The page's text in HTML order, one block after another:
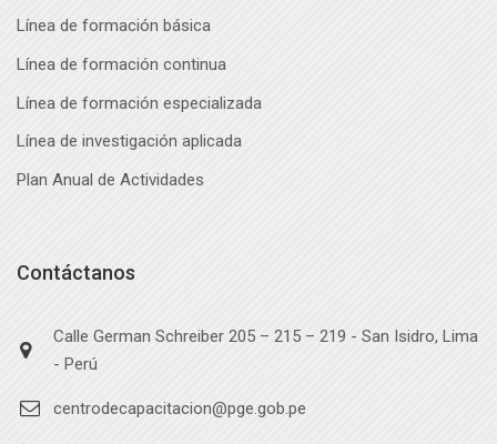
Línea de formación básica
Línea de formación continua
Línea de formación especializada
Línea de investigación aplicada
Plan Anual de Actividades
Contáctanos
Calle German Schreiber 205 – 215 – 219 - San Isidro, Lima
- Perú
centrodecapacitacion@pge.gob.pe